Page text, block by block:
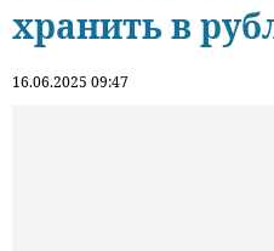
хранить в
16.06.2025 09:47